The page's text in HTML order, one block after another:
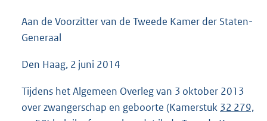
b
Aan de Voorzitter van de Tweede Kamer der Staten-
Generaal
Den Haag, 2 juni 2014
Tijdens het Algemeen Overleg van 3 oktober 2013
over zwangerschap en geboorte (Kamerstuk 32 279,